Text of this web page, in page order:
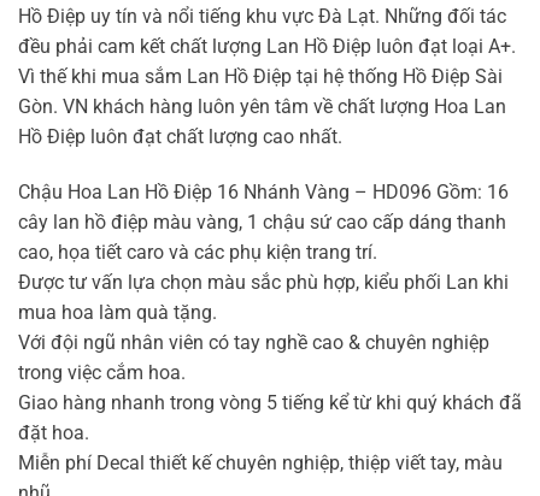
Hồ Điệp uy tín và nổi tiếng khu vực Đà Lạt. Những đối tác
đều phải cam kết chất lượng Lan Hồ Điệp luôn đạt loại A+.
Vì thế khi mua sắm Lan Hồ Điệp tại hệ thống Hồ Điệp Sài
Gòn. VN khách hàng luôn yên tâm về chất lượng Hoa Lan
Hồ Điệp luôn đạt chất lượng cao nhất.
Chậu Hoa Lan Hồ Điệp 16 Nhánh Vàng – HD096 Gồm: 16
cây lan hồ điệp màu vàng, 1 chậu sứ cao cấp dáng thanh
cao, họa tiết caro và các phụ kiện trang trí.
Được tư vấn lựa chọn màu sắc phù hợp, kiểu phối Lan khi
mua hoa làm quà tặng.
Với đội ngũ nhân viên có tay nghề cao & chuyên nghiệp
trong việc cắm hoa.
Giao hàng nhanh trong vòng 5 tiếng kể từ khi quý khách đã
đặt hoa.
Miễn phí Decal thiết kế chuyên nghiệp, thiệp viết tay, màu